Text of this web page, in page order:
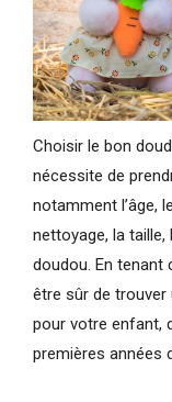
Choisir le bon
nécessite de
notamment l’âge,
nettoyage, la taille,
doudou. En tenant
être sûr de
pour votre enfant,
premières années